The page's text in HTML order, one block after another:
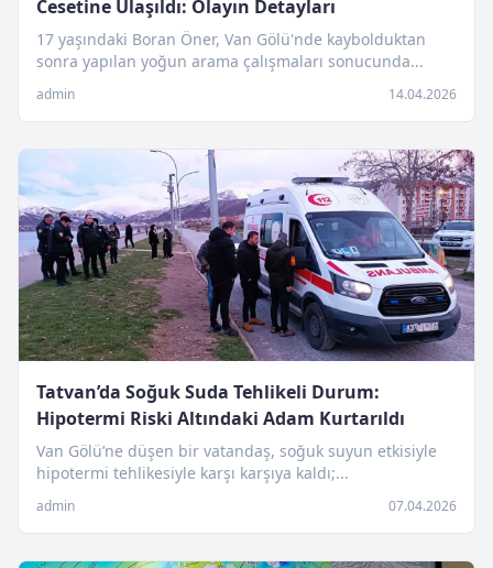
Cesetine Ulaşıldı: Olayın Detayları
17 yaşındaki Boran Öner, Van Gölü'nde kaybolduktan
sonra yapılan yoğun arama çalışmaları sonucunda...
admin 14.04.2026
Tatvan’da Soğuk Suda Tehlikeli Durum:
Hipotermi Riski Altındaki Adam Kurtarıldı
Van Gölü’ne düşen bir vatandaş, soğuk suyun etkisiyle
hipotermi tehlikesiyle karşı karşıya kaldı;...
admin 07.04.2026